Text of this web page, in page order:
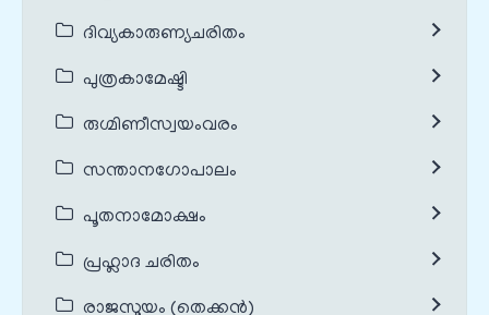
ദിവ്യകാരുണ്യചരിതം
പുത്രകാമേഷ്ടി
രുഗ്മിണീസ്വയംവരം
സന്താനഗോപാലം
പൂതനാമോക്ഷം
പ്രഹ്ലാദ ചരിതം
രാജസൂയം (തെക്കൻ)